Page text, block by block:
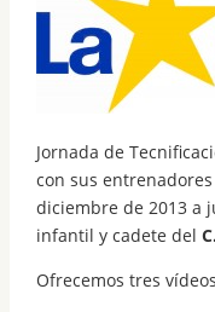
Jornada de
con sus entrenadores
diciembre de 2013 a
infantil y cadete del
Ofrecemos tres